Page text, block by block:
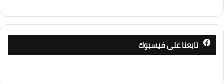
تابعنا على فيسبوك